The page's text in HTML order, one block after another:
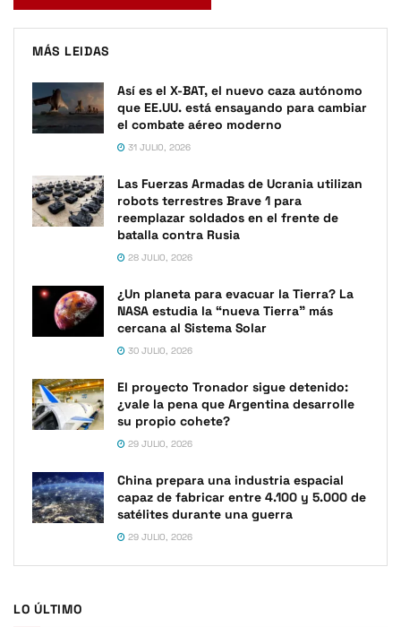
MÁS LEIDAS
Así es el X-BAT, el nuevo caza autónomo
que EE.UU. está ensayando para cambiar
el combate aéreo moderno
31 JULIO, 2026
Las Fuerzas Armadas de Ucrania utilizan
robots terrestres Brave 1 para
reemplazar soldados en el frente de
batalla contra Rusia
28 JULIO, 2026
¿Un planeta para evacuar la Tierra? La
NASA estudia la “nueva Tierra” más
cercana al Sistema Solar
30 JULIO, 2026
El proyecto Tronador sigue detenido:
¿vale la pena que Argentina desarrolle
su propio cohete?
29 JULIO, 2026
China prepara una industria espacial
capaz de fabricar entre 4.100 y 5.000 de
satélites durante una guerra
29 JULIO, 2026
LO ÚLTIMO